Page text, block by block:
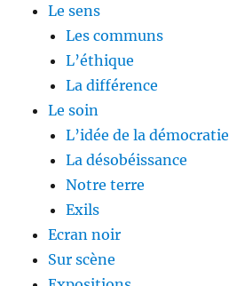
Le sens
Les communs
L’éthique
La différence
Le soin
L’idée de la démocratie
La désobéissance
Notre terre
Exils
Ecran noir
Sur scène